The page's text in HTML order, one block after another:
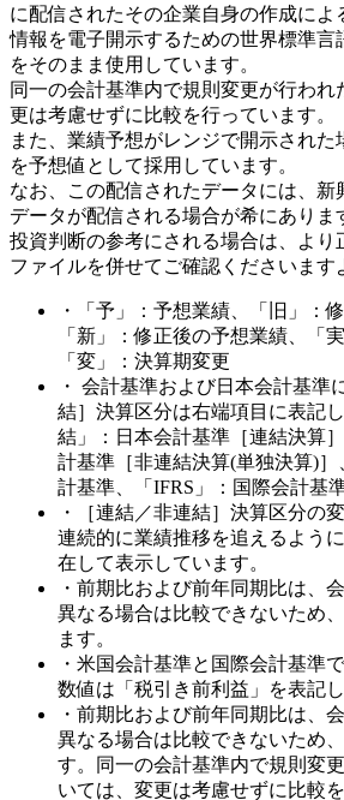
に配信されたその企業自身の作成によ
情報を電子開示するための世界標準言
をそのまま使用しています。
同一の会計基準内で規則変更が行わ
更は考慮せずに比較を行っています。
また、業績予想がレンジで開示された
を予想値として採用しています。
なお、この配信されたデータには、新
データが配信される場合が希にありま
投資判断の参考にされる場合は、より
ファイルを併せてご確認くださいます
・「予」：予想業績、「旧」：
「新」：修正後の予想業績、「
「変」：決算期変更
・ 会計基準および日本会計基準
結］決算区分は右端項目に表記
結」：日本会計基準［連結決算
計基準［非連結決算(単独決算)
計基準、「IFRS」：国際会計基
・［連結／非連結］決算区分の
連続的に業績推移を追えるよう
在して表示しています。
・前期比および前年同期比は、
異なる場合は比較できないため
ます。
・米国会計基準と国際会計基準
数値は「税引き前利益」を表記し
・前期比および前年同期比は、
異なる場合は比較できないため
す。同一の会計基準内で規則変
いては、変更は考慮せずに比較